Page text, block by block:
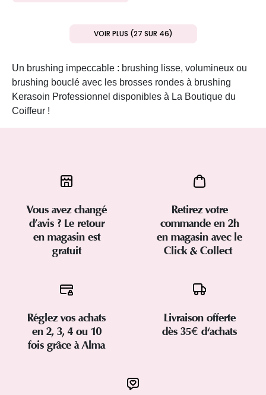
VOIR PLUS (27 SUR 46)
Un brushing impeccable : brushing lisse, volumineux ou
brushing bouclé avec les brosses rondes à brushing
Kerasoin Professionnel disponibles à La Boutique du
Coiffeur !
Vous avez changé
d’avis ? Le retour
en magasin est
gratuit
Retirez votre
commande en 2h
en magasin avec le
Click & Collect
Réglez vos achats
en 2, 3, 4 ou 10
fois grâce à Alma
Livraison offerte
dès 35€ d'achats